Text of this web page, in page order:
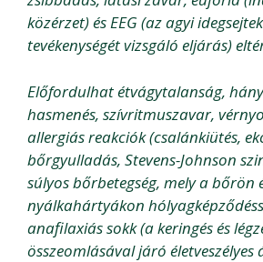
közérzet) és EEG (az agyi
tevékenységét vizsgáló eljárás)
Előfordulhat étvágytalanság,
hasmenés, szívritmuszavar,
allergiás reakciók (csalánkiütés,
bőrgyulladás, Stevens-Johnson
súlyos bőrbetegség, mely a bőrön
nyálkahártyákon
anafilaxiás sokk (a keringés és
összeomlásával járó életveszélyes